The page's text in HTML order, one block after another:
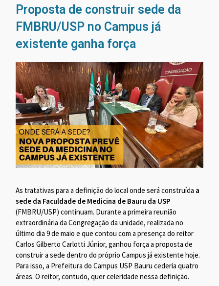
Proposta de construir sede da
FMBRU/USP no Campus já
existente ganha força
As tratativas para a definição do local onde será construída a
sede da Faculdade de Medicina de Bauru da USP
(FMBRU/USP) continuam. Durante a primeira reunião
extraordinária da Congregação da unidade, realizada no
último dia 9 de maio e que contou com a presença do reitor
Carlos Gilberto Carlotti Júnior, ganhou força a proposta de
construir a sede dentro do próprio Campus já existente hoje.
Para isso, a Prefeitura do Campus USP Bauru cederia quatro
áreas. O reitor, contudo, quer celeridade nessa definição.